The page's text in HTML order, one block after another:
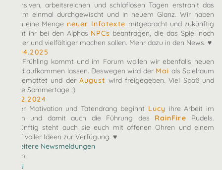
intensiven, arbeitsreichen und schlaflosen Tagen erstrahlt das
Forum einmal durchgewischt und in neuem Glanz. Wir haben
euch eine Menge neuer Infotexte mitgebracht und zukünftig
könnt ihr bei den Alphas NPCs beantragen, die das Spiel noch
bunter und vielfältiger machen sollen. Mehr dazu in den News. ♥
27.04.2025
Der Frühling kommt und im Forum wollen wir ebenfalls neuen
Wind aufkommen lassen. Deswegen wird der Mai als Spielraum
eingemottet und derAugust wird freigegeben. Viel Spaß und
heiße Sommertage :)
07.12.2024
Voller Motivation und Tatendrang beginnt Lucy ihre Arbeit im
Team und damit auch die Führung des RainFire Rudels.
Zukünftig steht auch sie euch mit offenen Ohren und einem
Kopf voller Ideen zur Verfügung. ♥
» Weitere Newsmeldungen
Team
arby